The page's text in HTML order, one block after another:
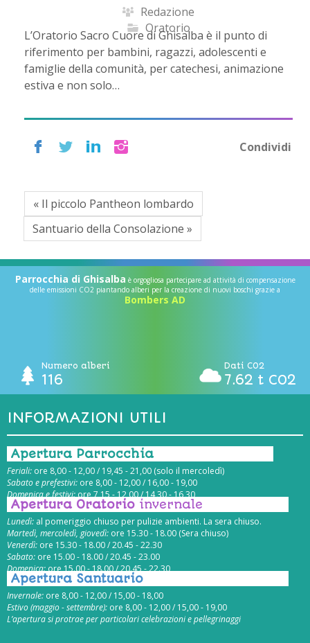
Redazione
Oratorio
L’Oratorio Sacro Cuore di Ghisalba è il punto di
riferimento per bambini, ragazzi, adolescenti e
famiglie della comunità, per catechesi, animazione
estiva e non solo…
Condividi
« Il piccolo Pantheon lombardo
Santuario della Consolazione »
Parrocchia di Ghisalba è orgogliosa partecipare ad attività di compensazione
delle emissioni CO2 piantando alberi per la creazione di nuovi boschi grazie a
Bombers AD
Numero alberi
116
Dati CO2
7.62 t CO2
INFORMAZIONI UTILI
Apertura Parrocchia
Feriali: ore 8,00 - 12,00 / 19,45 - 21,00 (solo il mercoledì)
Sabato e prefestivi: ore 8,00 - 12,00 / 16,00 - 19,00
Domenica e festivi:ore 7,15 - 12,00 / 14,30 - 16,30
Apertura Oratorio invernale
Lunedì: al pomeriggio chiuso per pulizie ambienti. La sera chiuso.
Martedì, mercoledì, giovedì: ore 15.30 - 18.00 (Sera chiuso)
Venerdì: ore 15.30 - 18.00 / 20.45 - 22.30
Sabato: ore 15.00 - 18.00 / 20.45 - 23.00
Domenica:ore 15.00 - 18.00 / 20.45 - 22.30
Apertura Santuario
Invernale: ore 8,00 - 12,00 / 15,00 - 18,00
Estivo (maggio - settembre): ore 8,00 - 12,00 / 15,00 - 19,00
L’apertura si protrae per particolari celebrazioni e pellegrinaggi